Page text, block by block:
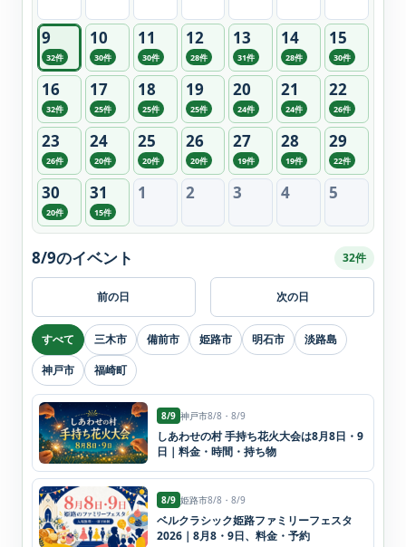
9
32件
10
30件
11
30件
12
28件
13
31件
14
28件
15
30件
16
32件
17
25件
18
25件
19
25件
20
24件
21
24件
22
26件
23
26件
24
20件
25
20件
26
20件
27
19件
28
19件
29
22件
30
20件
31
15件
1 2 3 4 5
前の日
8/9のイベント 32件
次の日
すべて 三木市 備前市 姫路市 明石市
淡路島
神戸市
福崎町
8/9 神戸市8/8・8/9
しあわせの村 手持ち花火大会は8月8日・9
日｜料金・時間・持ち物
8/9 姫路市8/8・8/9
ベルクラシック姫路ファミリーフェスタ
2026｜8月8・9日、料金・予約